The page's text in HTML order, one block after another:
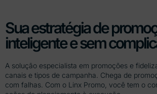
Sua estratégia de
inteligente e sem
A solução especialista em promoções e
canais e tipos de campanha. Chega de
com falhas. Com o Linx Promo, você tem o